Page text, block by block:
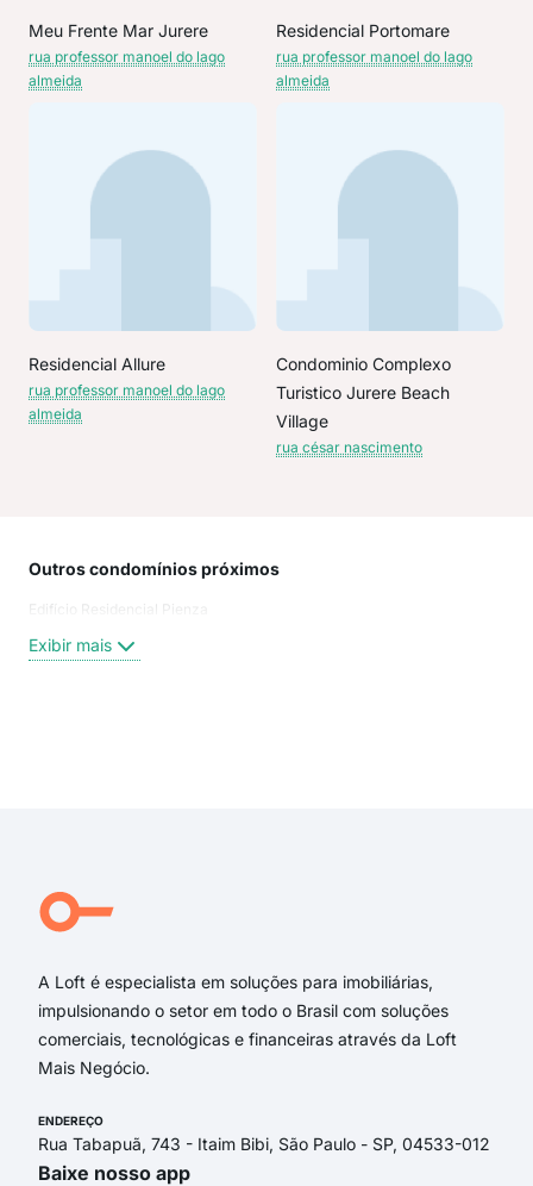
Meu Frente Mar Jurere
rua professor manoel do lago
almeida
Residencial Portomare
rua professor manoel do lago
almeida
Residencial Allure
rua professor manoel do lago
almeida
Condominio Complexo
Turistico Jurere Beach
Village
rua césar nascimento
Outros condomínios próximos
Edifício Residencial Pienza
Exibir mais
A Loft é especialista em soluções para imobiliárias,
impulsionando o setor em todo o Brasil com soluções
comerciais, tecnológicas e financeiras através da Loft
Mais Negócio.
ENDEREÇO
Rua Tabapuã, 743 - Itaim Bibi, São Paulo - SP, 04533-012
Baixe nosso app